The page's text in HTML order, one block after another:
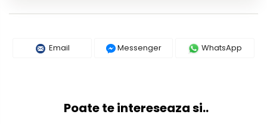
Email Messenger WhatsApp
Poate te intereseaza si..